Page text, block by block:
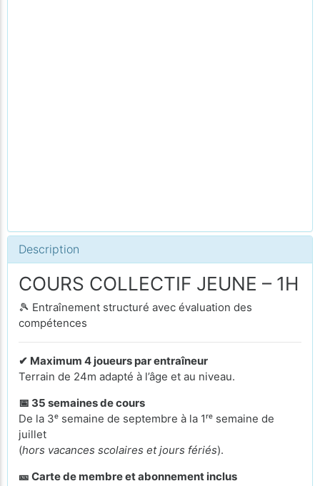
Description
COURS COLLECTIF JEUNE – 1H
🎾 Entraînement structuré avec évaluation des
compétences
✔ Maximum 4 joueurs par entraîneur
Terrain de 24m adapté à l’âge et au niveau.
📅 35 semaines de cours
De la 3ᵉ semaine de septembre à la 1ʳᵉ semaine de
juillet
(hors vacances scolaires et jours fériés).
🎫 Carte de membre et abonnement inclus